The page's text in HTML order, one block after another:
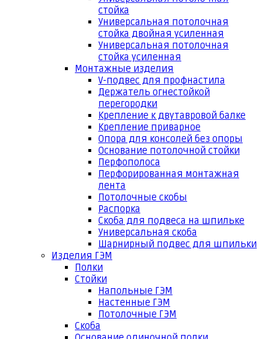
стойка
Универсальная потолочная
стойка двойная усиленная
Универсальная потолочная
стойка усиленная
Монтажные изделия
V-подвес для профнастила
Держатель огнестойкой
перегородки
Крепление к двутавровой балке
Крепление приварное
Опора для консолей без опоры
Основание потолочной стойки
Перфополоса
Перфорированная монтажная
лента
Потолочные скобы
Распорка
Скоба для подвеса на шпильке
Универсальная скоба
Шарнирный подвес для шпильки
Изделия ГЭМ
Полки
Стойки
Напольные ГЭМ
Настенные ГЭМ
Потолочные ГЭМ
Скоба